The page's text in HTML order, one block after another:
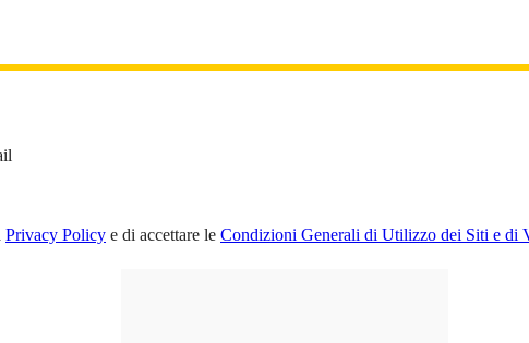
Privacy Policy e di accettare le Condizioni Generali di Utilizzo dei Siti e di